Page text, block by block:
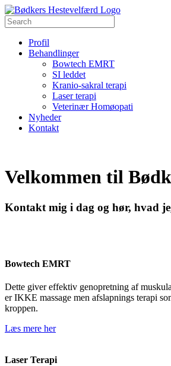
Profil
Behandlinger
Bowtech EMRT
SI leddet
Kranio-sakral terapi
Laser terapi
Veterinær Homøopati
Nyheder
Kontakt
Velkommen til
Kontakt mig i dag og hør, hvad
Bowtech EMRT
Dette giver effektiv genopretning af
er IKKE massage men afslapnings terapi
kroppen.
Læs mere her
Laser Terapi